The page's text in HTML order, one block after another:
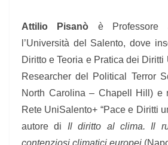
Attilio Pisanò è Professore
l’Università del Salento, dove
Diritto e Teoria e Pratica dei Diritti
Researcher del Political Terror
North Carolina – Chapell Hill) e
Rete UniSalento+ “Pace e Diritti
autore di Il diritto al clima. Il
contenziosi climatici europei